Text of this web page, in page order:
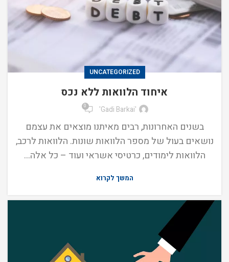
UNCATEGORIZED
איחוד הלוואות ללא נכס
'Gadi Barkai'
0
בשנים האחרונות, רבים מאיתנו מוצאים את עצמם
נושאים בעול של מספר הלוואות שונות. הלוואות לרכב,
הלוואות לימודים, כרטיסי אשראי ועוד – כל אלה...
המשך לקרוא